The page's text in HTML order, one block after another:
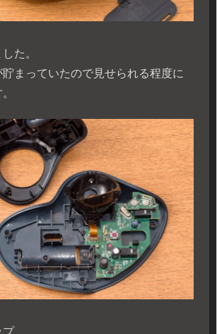
た。
まっていたので見せられる程度に
プ